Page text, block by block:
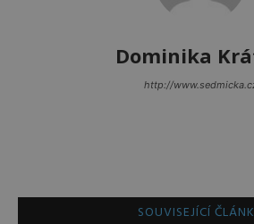
Dominika
http://
SOUVISEJÍCÍ